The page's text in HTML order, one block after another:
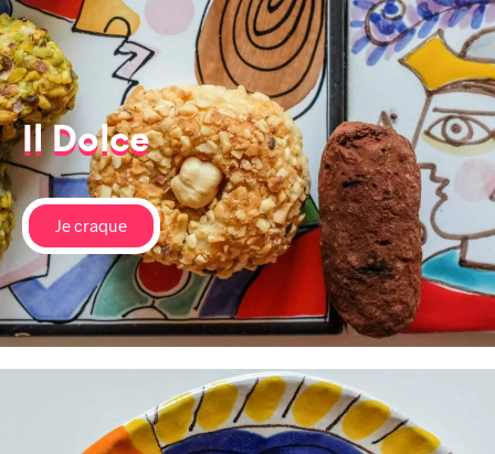
Il Dolce
Je craque